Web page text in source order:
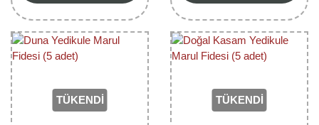
TÜKENDİ TÜKENDİ
Keçiboynuzu Fidanı
Kestane Fidanı
Kivi Fidanı